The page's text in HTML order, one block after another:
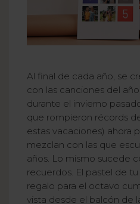
Al final de cada año, se
con las canciones del
durante el invierno
que rompieron récords
estas vacaciones) ahora
mezclan con las que
años. Lo mismo sucede
recuerdos. El pastel de
regalo para el octavo
vista desde el balcón de